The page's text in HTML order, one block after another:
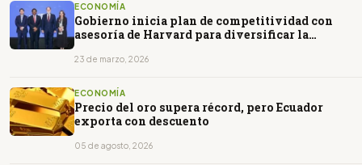
ECONOMÍA
Gobierno inicia plan de competitividad con
asesoría de Harvard para diversificar la
23 de marzo, 2026
ECONOMÍA
Precio del oro supera récord, pero Ecuador
exporta con descuento
05 de agosto, 2026